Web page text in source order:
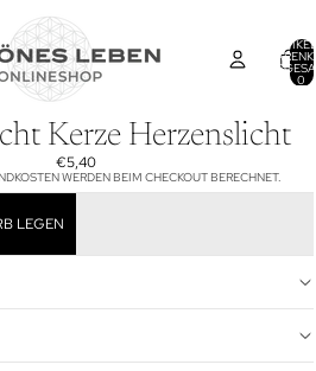
0
Kerze Herzenslicht
€5,40
WERDEN BEIM CHECKOUT BERECHNET.
LEGEN